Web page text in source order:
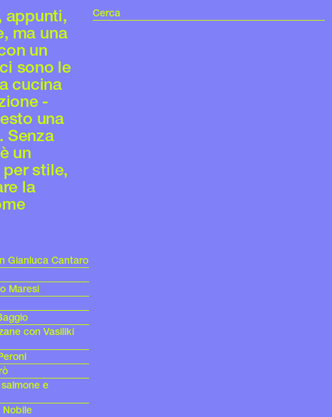
appunti,
ma una
un
sono le
cucina
-
una
Senza
un
stile,
la
Gianluca Cantaro
Maresi
con Vasiliki
e